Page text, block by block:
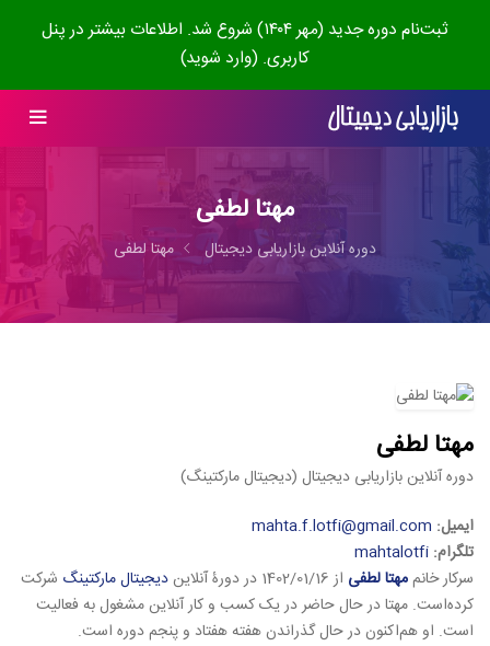
ثبت‌نام دوره جدید (مهر ۱۴۰۴) شروع شد. اطلاعات بیشتر در پنل
کاربری. (وارد شوید)
مهتا لطفی
دوره آنلاین بازاریابی دیجیتال مهتا لطفی
مهتا لطفی
دوره آنلاین بازاریابی دیجیتال (دیجیتال مارکتینگ)
ایمیل: mahta.f.lotfi@gmail.com
تلگرام: mahtalotfi
سرکار خانممهتا لطفی از 1402/01/16 در دورۀ آنلاین دیجیتال مارکتینگ شرکت
کرده‌است. مهتا در حال حاضر در یک کسب و کار آنلاین مشغول به فعالیت
است. او هم‌اکنون در حال گذراندن هفته هفتاد و پنجم دوره است.